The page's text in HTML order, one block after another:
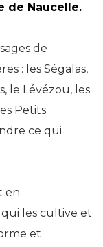
de Naucelle.
de
: les Ségalas,
le Lévézou, les
Petits
ce qui
en
les cultive et
et